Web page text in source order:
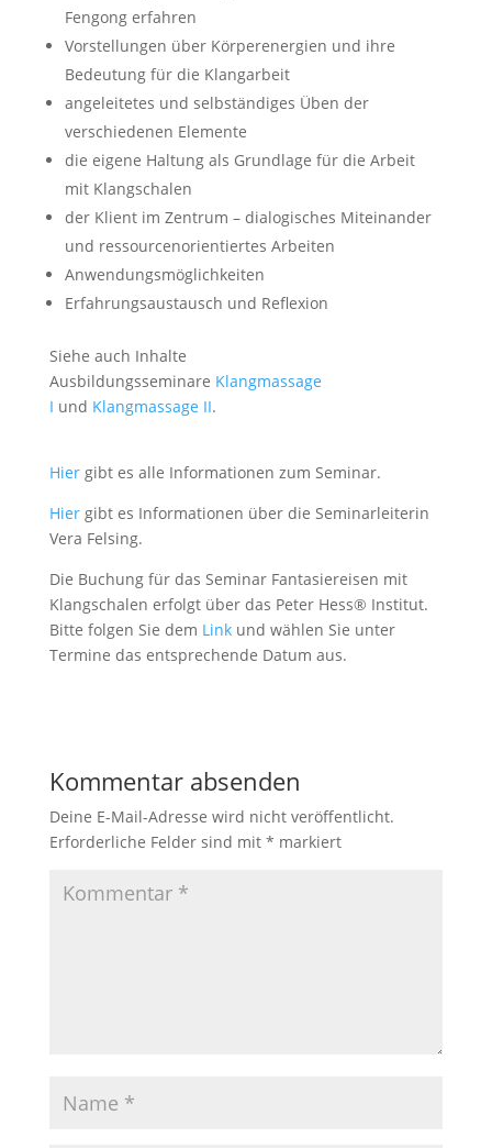
Fengong erfahren
Vorstellungen über Körperenergien und ihre
Bedeutung für die Klangarbeit
angeleitetes und selbständiges Üben der
verschiedenen Elemente
die eigene Haltung als Grundlage für die Arbeit
mit Klangschalen
der Klient im Zentrum – dialogisches Miteinander
und ressourcenorientiertes Arbeiten
Anwendungsmöglichkeiten
Erfahrungsaustausch und Reflexion
Siehe auch Inhalte
Ausbildungsseminare Klangmassage
I und Klangmassage II.
Hiergibt es alle Informationen zum Seminar.
Hiergibt es Informationen über die Seminarleiterin
Vera Felsing.
Die Buchung für das Seminar Fantasiereisen mit
Klangschalen erfolgt über das Peter Hess® Institut.
Bitte folgen Sie dem Linkund wählen Sie unter
Termine das entsprechende Datum aus.
Kommentar absenden
Deine E-Mail-Adresse wird nicht veröffentlicht.
Erforderliche Felder sind mit * markiert